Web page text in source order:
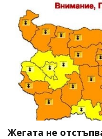
Жегата не